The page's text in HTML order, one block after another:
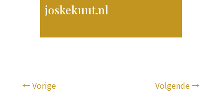
joskekuut.nl
←Vorige Volgende→